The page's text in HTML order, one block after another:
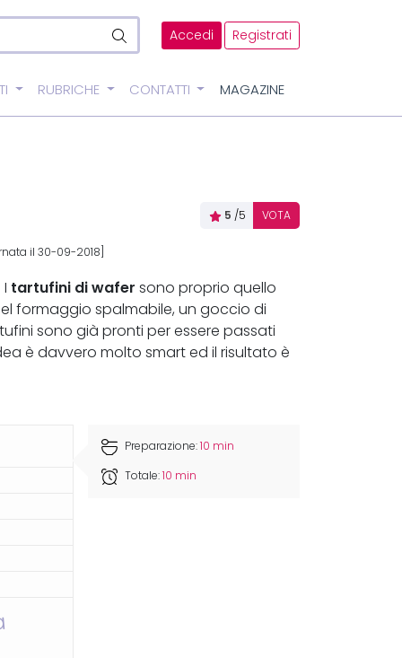
Accedi Registrati
RUBRICHE CONTATTI MAGAZINE
5 /5 VOTA
il 30-09-2018]
tartufini di wafer sono proprio quello
formaggio spalmabile, un goccio di
sono già pronti per essere passati
è davvero molto smart ed il risultato è
Preparazione:10 min
Totale:10 min